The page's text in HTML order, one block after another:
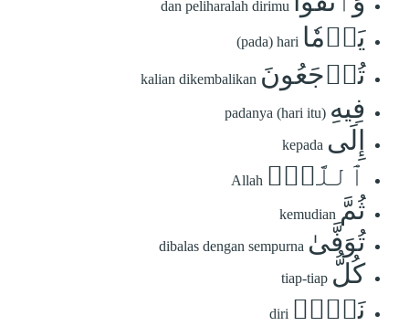
dan peliharalah dirimu
يَوۡمٗا (pada) hari
تُرۡجَعُونَ kalian dikembalikan
فِيهِ padanya (hari itu)
إِلَى kepada
ٱللَّهِۖ Allah
ثُمَّ kemudian
تُوَفَّىٰ dibalas dengan sempurna
كُلُّ tiap-tiap
نَفۡسٖ diri